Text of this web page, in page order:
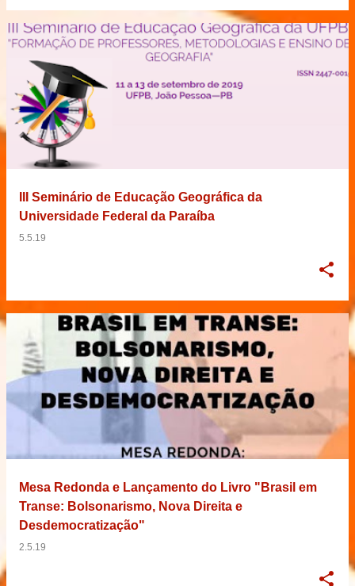
III Seminário de Educação Geográfica da
Universidade Federal da Paraíba
5.5.19
Mesa Redonda e Lançamento do Livro "Brasil em
Transe: Bolsonarismo, Nova Direita e
Desdemocratização"
2.5.19